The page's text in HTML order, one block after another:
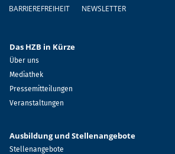
BARRIEREFREIHEIT
NEWSLETTER
Das HZB in Kürze
Über uns
Mediathek
Pressemitteilungen
Veranstaltungen
Ausbildung und Stellenangebote
Stellenangebote